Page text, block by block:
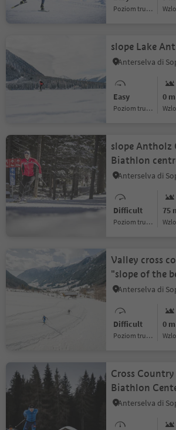
Poziom trudności
slope Lake
Easy
Poziom trudności
0 m
slope Antholz
Biathlon
Difficult
Poziom trudności
75
Valley cross
"slope of the
Difficult
Poziom trudności
0 m
Cross
Biathlon